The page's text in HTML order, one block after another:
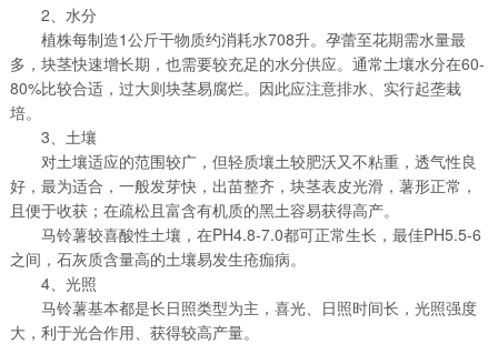
2、水分
植株每制造1公斤干物质约消耗水708升。孕蕾至花期需水量最
多，块茎快速增长期，也需要较充足的水分供应。通常土壤水分在60-
80%比较合适，过大则块茎易腐烂。因此应注意排水、实行起垄栽
培。
3、土壤
对土壤适应的范围较广，但轻质壤土较肥沃又不粘重，透气性良
好，最为适合，一般发芽快，出苗整齐，块茎表皮光滑，薯形正常，
且便于收获；在疏松且富含有机质的黑土容易获得高产。
马铃薯较喜酸性土壤，在PH4.8-7.0都可正常生长，最佳PH5.5-6
之间，石灰质含量高的土壤易发生疮痂病。
4、光照
马铃薯基本都是长日照类型为主，喜光、日照时间长，光照强度
大，利于光合作用、获得较高产量。